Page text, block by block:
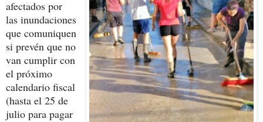
afectados por
las inundaciones
que comuniquen
si prevén que no
van cumplir con
el próximo
calendario fiscal
(hasta el 25 de
julio para pagar